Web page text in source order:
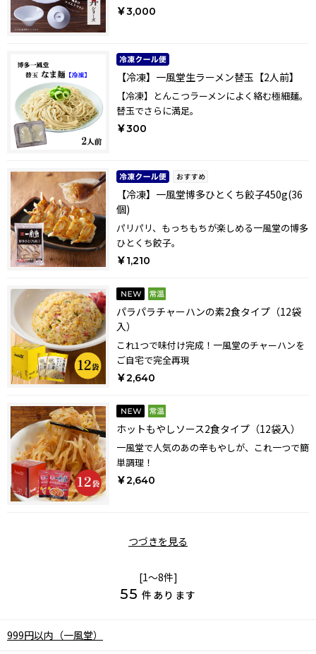
￥3,000
【冷凍】一風堂生ラーメン替玉【2人前】
【冷凍】とんこつラーメンによく絡む極細麺。
替玉でさらに満足。
￥300
【冷凍】一風堂博多ひとくち餃子450g(36
個)
パリパリ、もっちもちが楽しめる一風堂の博多
ひとくち餃子。
￥1,210
パラパラチャーハンの素2食タイプ（12袋
入）
これ1つで味付け完成！一風堂のチャーハンを
ご自宅で完全再現
￥2,640
ホットもやしソース2食タイプ（12袋入）
一風堂で人気のあの辛もやしが、これ一つで簡
単調理！
￥2,640
つづきを見る
[1～8件]
55 件あります
999円以内（一風堂）